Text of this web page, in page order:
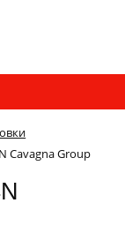
Cavagna Group